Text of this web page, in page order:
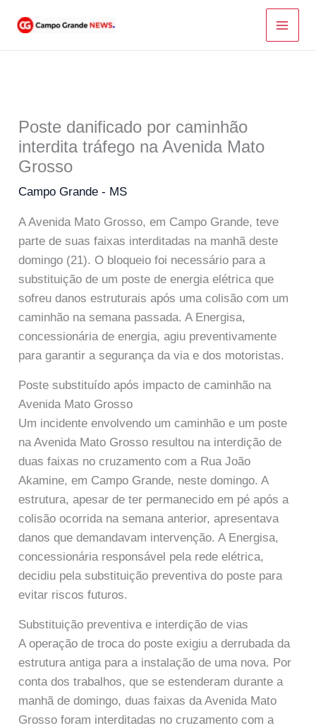
para
Poste danificado por caminhão
interdita tráfego na Avenida Mato
Grosso
Campo Grande - MS
A Avenida Mato Grosso, em Campo Grande, teve
parte de suas faixas interditadas na manhã deste
domingo (21). O bloqueio foi necessário para a
substituição de um poste de energia elétrica que
sofreu danos estruturais após uma colisão com um
caminhão na semana passada. A Energisa,
concessionária de energia, agiu preventivamente
para garantir a segurança da via e dos motoristas.
Poste substituído após impacto de caminhão na
Avenida Mato Grosso
Um incidente envolvendo um caminhão e um poste
na Avenida Mato Grosso resultou na interdição de
duas faixas no cruzamento com a Rua João
Akamine, em Campo Grande, neste domingo. A
estrutura, apesar de ter permanecido em pé após a
colisão ocorrida na semana anterior, apresentava
danos que demandavam intervenção. A Energisa,
concessionária responsável pela rede elétrica,
decidiu pela substituição preventiva do poste para
evitar riscos futuros.
Substituição preventiva e interdição de vias
A operação de troca do poste exigiu a derrubada da
estrutura antiga para a instalação de uma nova. Por
conta dos trabalhos, que se estenderam durante a
manhã de domingo, duas faixas da Avenida Mato
Grosso foram interditadas no cruzamento com a